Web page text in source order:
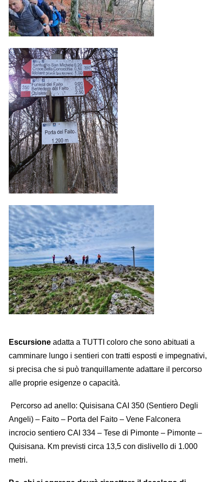
Escursione adatta a TUTTI coloro che sono abituati a
camminare lungo i sentieri con tratti esposti e impegnativi,
si precisa che si può tranquillamente adattare il percorso
alle proprie esigenze o capacità.
Percorso ad anello: Quisisana CAI 350 (Sentiero Degli
Angeli) – Faito – Porta del Faito – Vene Falconera
incrocio sentiero CAI 334 – Tese di Pimonte – Pimonte –
Quisisana. Km previsti circa 13,5 con dislivello di 1.000
metri.